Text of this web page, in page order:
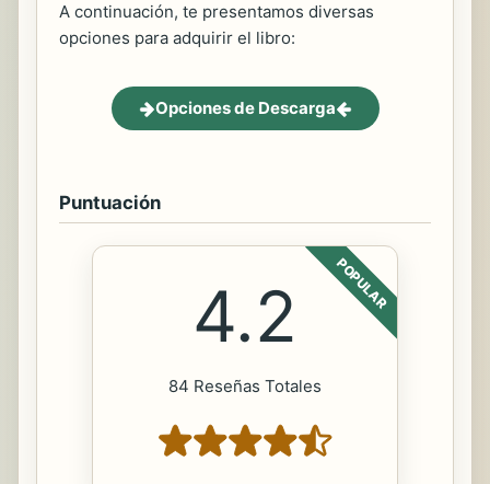
A continuación, te presentamos diversas
opciones para adquirir el libro:
Opciones de Descarga
Puntuación
POPULAR
4.2
84 Reseñas Totales